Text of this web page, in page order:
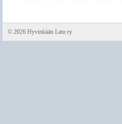
© 2026 Hyvinkään Latu ry.